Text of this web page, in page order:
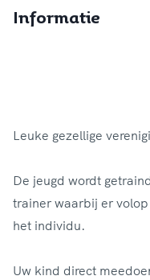
Informatie
Leuke gezellige
De jeugd wordt
trainer waarbij er
het individu.
Uw kind direct